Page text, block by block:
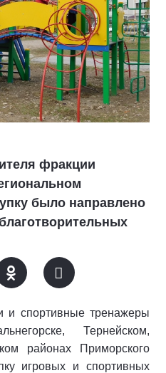
фракции
было направлено
и спортивные тренажеры
Тернейском,
районах Приморского
игровых и спортивных